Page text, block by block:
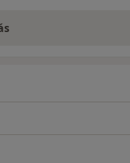
hacia tu bienestar.
Awards en 2015 y
y cuidado que